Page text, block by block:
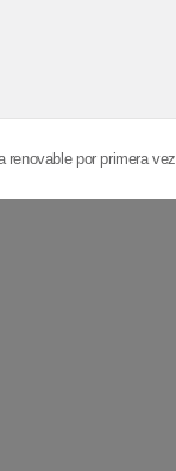
renovable por primera vez